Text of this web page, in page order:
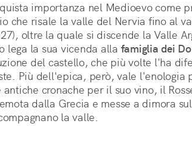
importanza nel Medioevo come
che risale la valle del Nervia fino al
oltre la quale si discende la Valle
lega la sua vicenda alla famiglia dei
del castello, che più volte l'ha
Più dell'epica, però, vale l'enologia
cronache per il suo vino, il
dalla Grecia e messe a dimora
la valle.